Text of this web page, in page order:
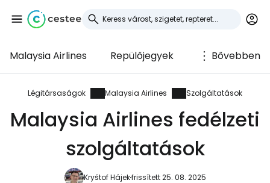
Malaysia Airlines Repülőjegyek Bővebben
Légitársaságok Malaysia Airlines Szolgáltatások
Malaysia Airlines fedélzeti
szolgáltatások
Kryštof Hájekfrissített 25. 08. 2025
Bejelentkezés a
Cestee-be
... az utazási közösség világszerte
Folytatás a Google-lal